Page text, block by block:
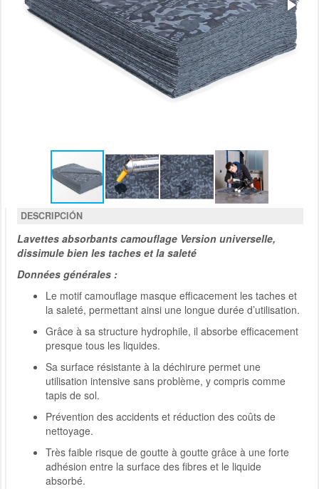
DESCRIPCIÓN
Lavettes absorbants camouflage Version universelle,
dissimule bien les taches et la saleté
Données générales :
Le motif camouflage masque efficacement les taches et
la saleté, permettant ainsi une longue durée d’utilisation.
Grâce à sa structure hydrophile, il absorbe efficacement
presque tous les liquides.
Sa surface résistante à la déchirure permet une
utilisation intensive sans problème, y compris comme
tapis de sol.
Prévention des accidents et réduction des coûts de
nettoyage.
Très faible risque de goutte à goutte grâce à une forte
adhésion entre la surface des fibres et le liquide
absorbé.